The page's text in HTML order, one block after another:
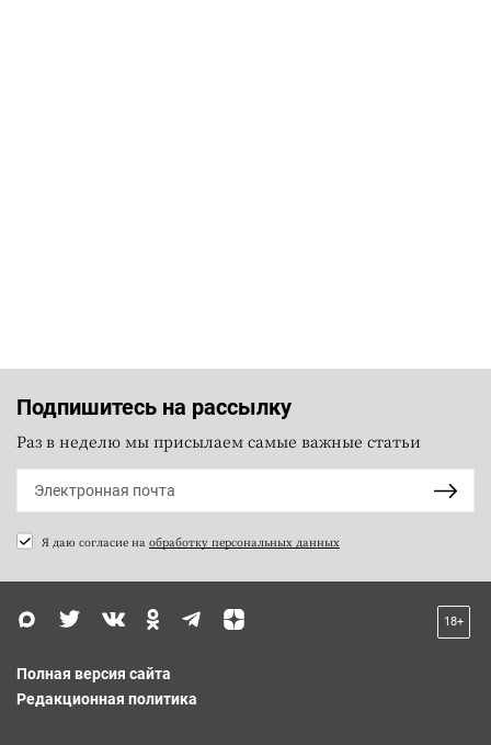
Подпишитесь на рассылку
Раз в неделю мы присылаем самые важные статьи
Я даю согласие на обработку персональных данных
18+
Полная версия сайта
Редакционная политика